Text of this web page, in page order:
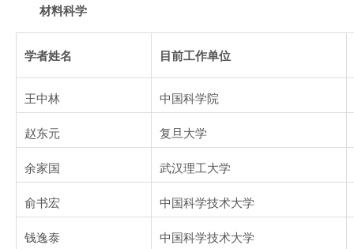
材料科学
学者姓名 目前工作单位
王中林 中国科学院
赵东元 复旦大学
余家国 武汉理工大学
俞书宏 中国科学技术大学
钱逸泰 中国科学技术大学